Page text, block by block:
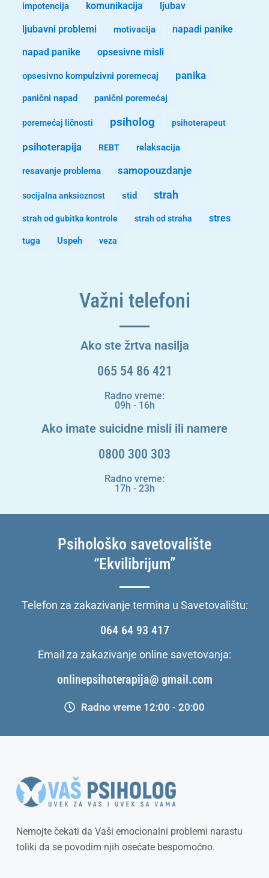
impotencija komunikacija ljubav
ljubavni problemi motivacija napadi panike
napad panike opsesivne misli
opsesivno kompulzivni poremecaj panika
panični napad panični poremećaj
poremećaj ličnosti psiholog psihoterapeut
psihoterapija REBT relaksacija
resavanje problema samopouzdanje
socijalna anksioznost stid strah
strah od gubitka kontrole strah od straha stres
tuga Uspeh veza
Važni telefoni
Ako ste žrtva nasilja
065 54 86 421
Radno vreme:
09h - 16h
Ako imate suicidne misli ili namere
0800 300 303
Radno vreme:
17h - 23h
Psihološko savetovalište
“Ekvilibrijum”
Telefon za zakazivanje termina u Savetovalištu:
064 64 93 417
Email za zakazivanje online savetovanja:
onlinepsihoterapija@ gmail.com
Radno vreme 12:00 - 20:00
Nemojte čekati da Vaši emocionalni problemi narastu
toliki da se povodim njih osećate bespomoćno.